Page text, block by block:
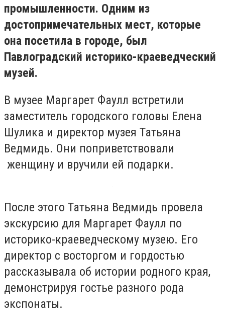
промышленности. Одним из
достопримечательных мест, которые
она посетила в городе, был
Павлоградский историко-краеведческий
музей.
В музее Маргарет Фаулл встретили
заместитель городского головы Елена
Шулика и директор музея Татьяна
Ведмидь. Они поприветствовали
женщину и вручили ей подарки.
После этого Татьяна Ведмидь провела
экскурсию для Маргарет Фаулл по
историко-краеведческому музею. Его
директор с восторгом и гордостью
рассказывала об истории родного края,
демонстрируя гостье разного рода
экспонаты.